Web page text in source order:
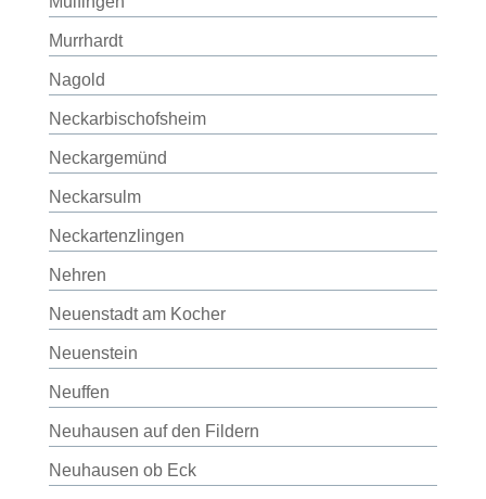
Murrhardt
Nagold
Neckarbischofsheim
Neckargemünd
Neckarsulm
Neckartenzlingen
Nehren
Neuenstadt am Kocher
Neuenstein
Neuffen
Neuhausen auf den Fildern
Neuhausen ob Eck